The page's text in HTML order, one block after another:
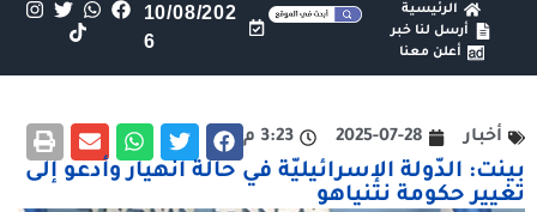
الرئيسية
أرسل لنا خبر
أعلن معنا
10/08/202
6
أخبار 2025-07-28 3:23 م
بينت: الدّولة الإسرائيليّة في حالة انهيار وأدعو إلى
تغيير حكومة نتنياهو